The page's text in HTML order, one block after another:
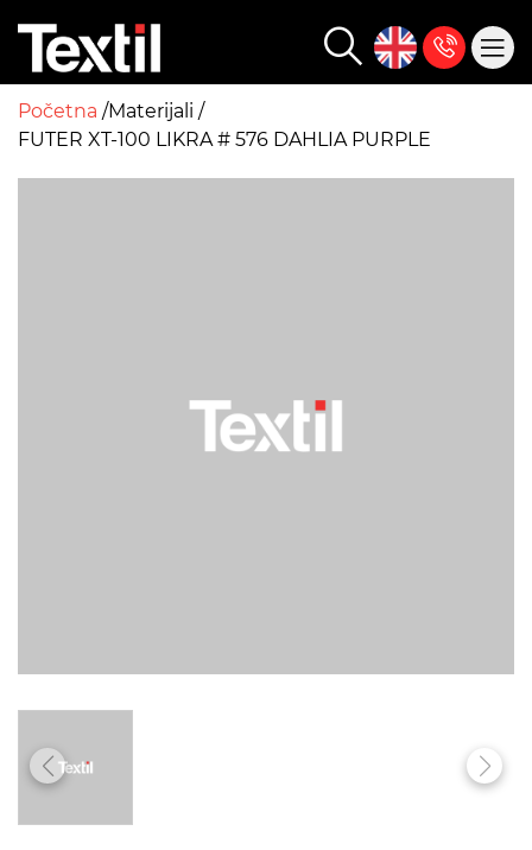
Početna Materijali
FUTER XT-100 LIKRA # 576 DAHLIA PURPLE